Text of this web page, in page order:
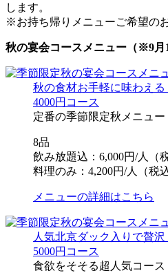
します。
※お持ち帰りメニューご希望の
秋の宴会コースメニュー（※9月
秋の食材お手軽に味わえる
4000円コース
定番の季節限定秋メニュー
8品
飲み放題込：6,000円/人（
料理のみ：4,200円/人（税込
メニューの詳細はこちら
人気北京ダック入りで贅沢
5000円コース
食欲をそそる超人気コース